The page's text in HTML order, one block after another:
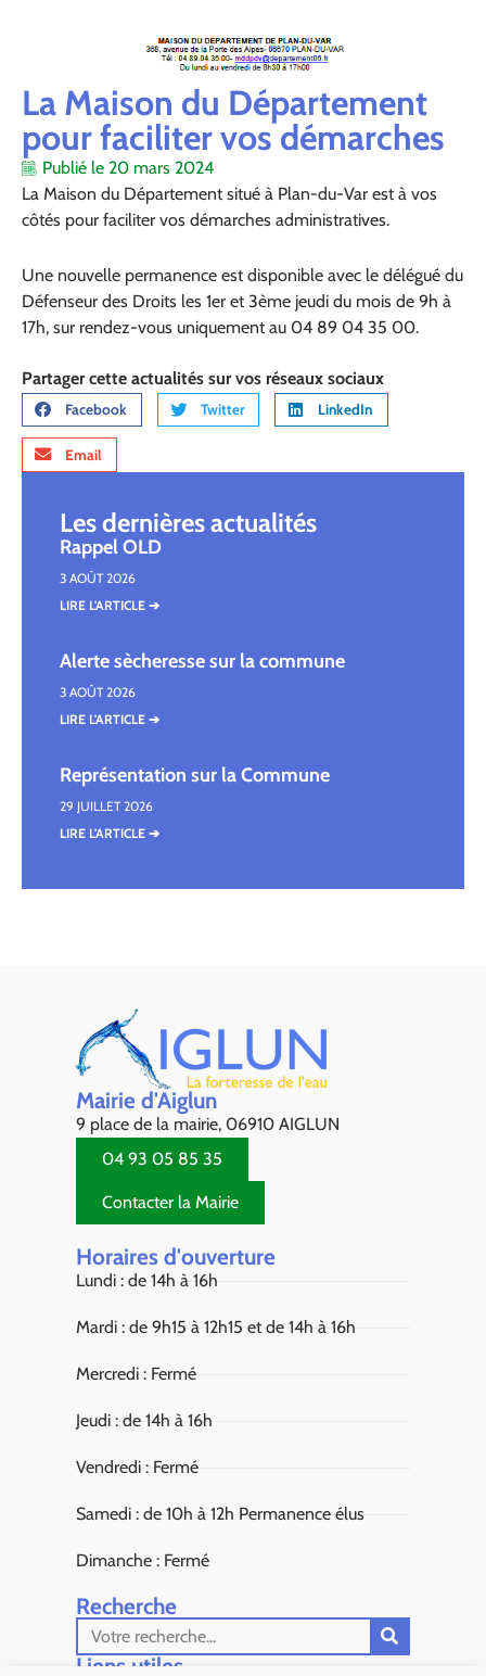
La Maison du Département
pour faciliter vos démarches
Publié le 20 mars 2024
La Maison du Département situé à Plan-du-Var est à vos
côtés pour faciliter vos démarches administratives.
Une nouvelle permanence est disponible avec le délégué du
Défenseur des Droits les 1er et 3ème jeudi du mois de 9h à
17h, sur rendez-vous uniquement au 04 89 04 35 00.
Partager cette actualités sur vos réseaux sociaux
Facebook Twitter LinkedIn
Email
Les dernières actualités
Rappel OLD
3 AOÛT 2026
LIRE L'ARTICLE ➔
Alerte sècheresse sur la commune
3 AOÛT 2026
LIRE L'ARTICLE ➔
Représentation sur la Commune
29 JUILLET 2026
LIRE L'ARTICLE ➔
Mairie d'Aiglun
9 place de la mairie, 06910 AIGLUN
04 93 05 85 35
Contacter la Mairie
Horaires d'ouverture
Lundi : de 14h à 16h
Mardi : de 9h15 à 12h15 et de 14h à 16h
Mercredi : Fermé
Jeudi : de 14h à 16h
Vendredi : Fermé
Samedi : de 10h à 12h Permanence élus
Dimanche : Fermé
Recherche
Liens utiles​